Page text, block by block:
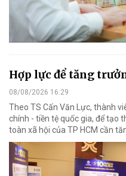
Hợp lực để tăng
08/08/2026 16:29
Theo TS Cấn Văn Lực, thành
chính - tiền tệ quốc gia, để tạo
toàn xã hội của TP HCM cần